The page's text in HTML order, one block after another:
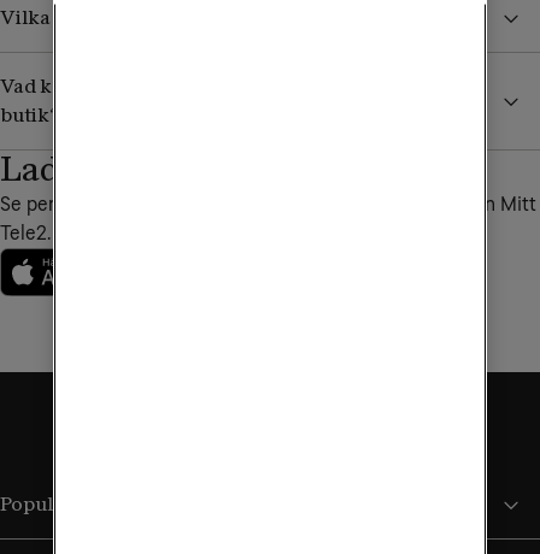
Vilka är Tele2s återförsäljare?
Vad kan jag som företagare få hjälp med i en Tele2-
butik?
Ladda ner vår app
Se personliga erbjudanden, fakturor och annat bra i appen Mitt
Tele2.
Populära sidor